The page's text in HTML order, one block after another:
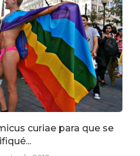
curiae para que se